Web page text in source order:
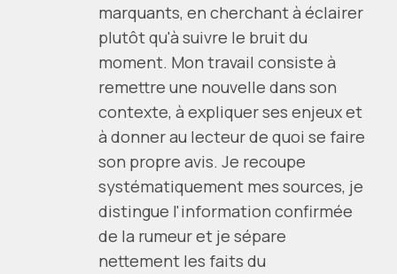
marquants, en cherchant à éclairer
plutôt qu'à suivre le bruit du
moment. Mon travail consiste à
remettre une nouvelle dans son
contexte, à expliquer ses enjeux et
à donner au lecteur de quoi se faire
son propre avis. Je recoupe
systématiquement mes sources, je
distingue l'information confirmée
de la rumeur et je sépare
nettement les faits du